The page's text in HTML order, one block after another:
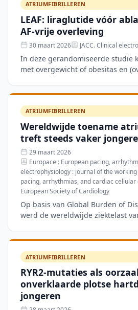
ATRIUMFIBRILLEREN
LEAF: liraglutide vóór
AF-vrije overleving
30 maart 2026 JACC. Clinical
In deze gerandomiseerde studie
met overgewicht of obesitas en
drie maanden
ATRIUMFIBRILLEREN
Wereldwijde toename
treft steeds vaker
29 maart 2026
Europace : European pacing,
electrophysiology : journal of the
pacing, arrhythmias, and cardiac
European Society of Cardiology
Op basis van Global Burden of
werd de wereldwijde ziektelast
Opvallend
ATRIUMFIBRILLEREN
RYR2-mutaties als
onverklaarde plotse
jongeren